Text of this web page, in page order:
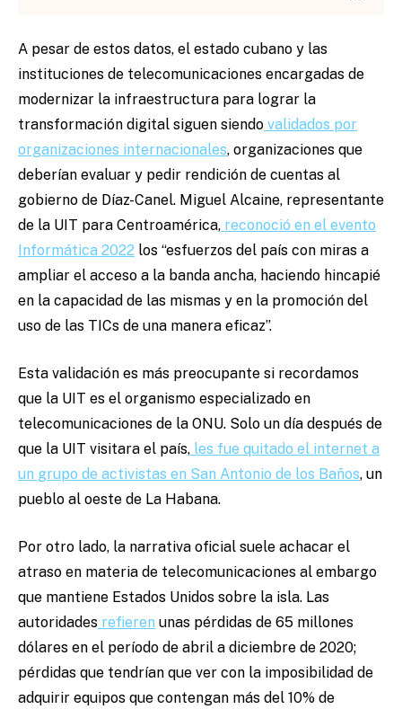
A pesar de estos datos, el estado cubano y las
instituciones de telecomunicaciones encargadas de
modernizar la infraestructura para lograr la
transformación digital siguen siendo validados por
organizaciones internacionales, organizaciones que
deberían evaluar y pedir rendición de cuentas al
gobierno de Díaz-Canel. Miguel Alcaine, representante
de la UIT para Centroamérica, reconoció en el evento
Informática 2022 los “esfuerzos del país con miras a
ampliar el acceso a la banda ancha, haciendo hincapié
en la capacidad de las mismas y en la promoción del
uso de las TICs de una manera eficaz”.
Esta validación es más preocupante si recordamos
que la UIT es el organismo especializado en
telecomunicaciones de la ONU. Solo un día después de
que la UIT visitara el país, les fue quitado el internet a
un grupo de activistas en San Antonio de los Baños, un
pueblo al oeste de La Habana.
Por otro lado, la narrativa oficial suele achacar el
atraso en materia de telecomunicaciones al embargo
que mantiene Estados Unidos sobre la isla. Las
autoridades refieren unas pérdidas de 65 millones
dólares en el período de abril a diciembre de 2020;
pérdidas que tendrían que ver con la imposibilidad de
adquirir equipos que contengan más del 10% de